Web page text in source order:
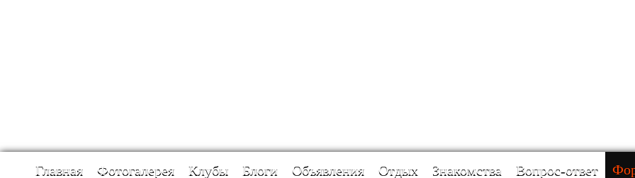
Главная Фотогалерея Клубы Блоги Объявления Отдых Знакомства Вопрос-ответ